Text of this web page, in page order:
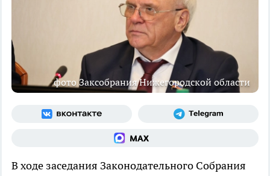
фото Заксобрания Нижегородской области
В ходе заседания Законодательного Собрания